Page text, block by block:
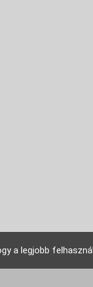
a legjobb